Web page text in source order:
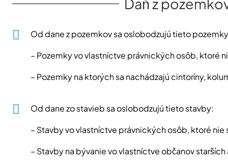
Od dane z pozemkov sa oslobodzujú tieto
– Pozemky vo vlastníctve právnických osôb, ktoré
– Pozemky na ktorých sa nachádzajú cintoríny,
Od dane zo stavieb sa oslobodzujú tieto stavby:
– Stavby vo vlastníctve právnických osôb, ktoré
– Stavby na bývanie vo vlastníctve občanov